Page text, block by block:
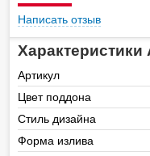
Написать отзыв
Характеристики
Артикул
Цвет поддона
Стиль дизайна
Форма излива